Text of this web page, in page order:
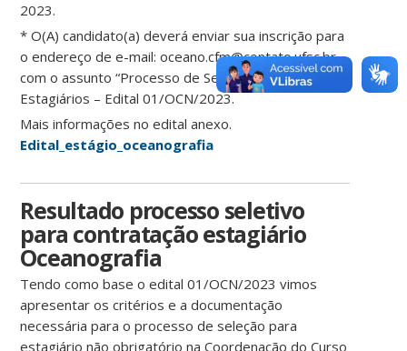
2023.
* O(A) candidato(a) deverá enviar sua inscrição para
o endereço de e-mail: oceano.cfm@contato.ufsc.br,
com o assunto “Processo de Seleção para
Estagiários – Edital 01/OCN/2023.
Mais informações no edital anexo.
Edital_estágio_oceanografia
Resultado processo seletivo
para contratação estagiário
Oceanografia
Tendo como base o edital 01/OCN/2023 vimos
apresentar os critérios e a documentação
necessária para o processo de seleção para
estagiário não obrigatório na Coordenação do Curso